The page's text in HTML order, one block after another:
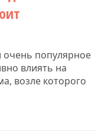
популярное
влиять на
возле которого